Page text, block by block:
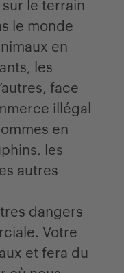
le monde
en
les
face
illégal
en
les
autres
dangers
Votre
et fera du